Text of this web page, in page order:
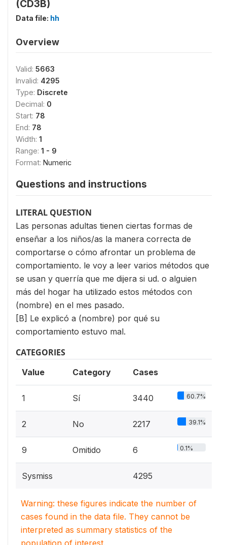
(CD3B)
Data file: hh
Overview
Valid: 5663
Invalid: 4295
Type: Discrete
Decimal: 0
Start: 78
End: 78
Width: 1
Range: 1 - 9
Format: Numeric
Questions and instructions
LITERAL QUESTION
Las personas adultas tienen ciertas formas de
enseñar a los niños/as la manera correcta de
comportarse o cómo afrontar un problema de
comportamiento. le voy a leer varios métodos que
se usan y querría que me dijera si ud. o alguien
más del hogar ha utilizado estos métodos con
(nombre) en el mes pasado.
[B] Le explicó a (nombre) por qué su
comportamiento estuvo mal.
CATEGORIES
Value Category Cases
1 Sí 3440 60.7%
2 No 2217 39.1%
9 Omitido 6 0.1%
Sysmiss 4295
Warning: these figures indicate the number of
cases found in the data file. They cannot be
interpreted as summary statistics of the
population of interest.